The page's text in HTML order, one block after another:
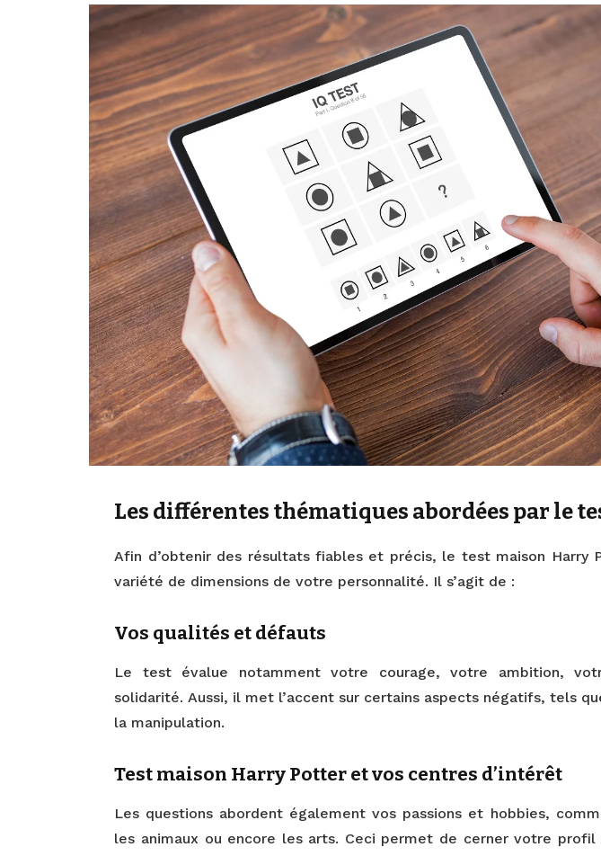
Les différentes thématiques abordées par le
Afin d’obtenir des résultats fiables et précis, le test maison Harry
variété de dimensions de votre personnalité. Il s’agit de :
Vos qualités et défauts
Le test évalue notamment votre courage, votre ambition,
solidarité. Aussi, il met l’accent sur certains aspects négatifs, tels
la manipulation.
Test maison Harry Potter et vos centres d’intérêt
Les questions abordent également vos passions et hobbies,
les animaux ou encore les arts. Ceci permet de cerner votre